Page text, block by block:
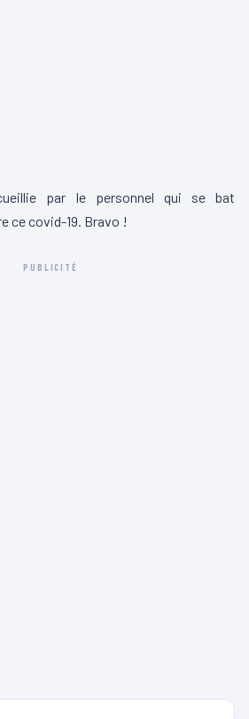
par le personnel qui se bat
ce covid-19. Bravo !
PUBLICITÉ